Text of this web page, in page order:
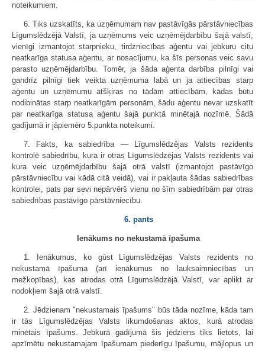
noteikumiem.
6. Tiks uzskatīts, ka uzņēmumam nav pastāvīgās pārstāvniecības
Līgumslēdzējā Valstī, ja uzņēmums veic uzņēmējdarbību šajā valstī,
vienīgi izmantojot starpnieku, tirdzniecības aģentu vai jebkuru citu
neatkarīga statusa aģentu, ar nosacījumu, ka šīs personas veic savu
parasto uzņēmējdarbību. Tomēr, ja šāda aģenta darbība pilnīgi vai
gandrīz pilnīgi tiek veikta uzņēmuma labā un ja attiecības starp
aģentu un uzņēmumu atšķiras no tādām attiecībām, kādas būtu
nodibinātas starp neatkarīgām personām, šādu aģentu nevar uzskatīt
par neatkarīga statusa aģentu šajā punktā minētajā nozīmē. Šādā
gadījumā ir jāpiemēro 5.punkta noteikumi.
7. Fakts, ka sabiedrība — Līgumslēdzējas Valsts rezidents
kontrolē sabiedrību, kura ir otras Līgumslēdzējas Valsts rezidents vai
kura veic uzņēmējdarbību šajā otrā valstī (izmantojot pastāvīgo
pārstāvniecību vai kādā citā veidā), vai ir pakļauta šādas sabiedrības
kontrolei, pats par sevi nepārvērš vienu no šīm sabiedrībām par otras
sabiedrības pastāvīgo pārstāvniecību.
6. pants
Ienākums no nekustamā īpašuma
1. Ienākumus, ko gūst Līgumslēdzējas Valsts rezidents no
nekustamā īpašuma (arī ienākumus no lauksaimniecības un
mežkopības), kas atrodas otrā Līgumslēdzējā Valstī, var aplikt ar
nodokļiem šajā otrā valstī.
2. Jēdzienam "nekustamais īpašums" būs tāda nozīme, kāda tam
ir tās Līgumslēdzējas Valsts likumdošanas aktos, kurā atrodas
minētais īpašums. Jebkurā gadījumā šis jēdziens tiks lietots, lai
apzīmētu nekustamajam īpašumam piederīgu īpašumu, mājlopus un